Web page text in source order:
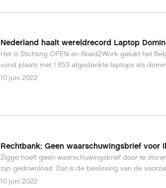
Nederland haalt wereldrecord Laptop
Het is Stichting OPEN en Road2Work gelukt het
vond plaats met 1.653 afgedankte laptops als
10 juni 2022
Rechtbank: Geen waarschuwingsbrief voor
Ziggo hoeft geen waarschuwingsbrief door te
zijn gedownload. Dat is de beslissing van de
10 juni 2022